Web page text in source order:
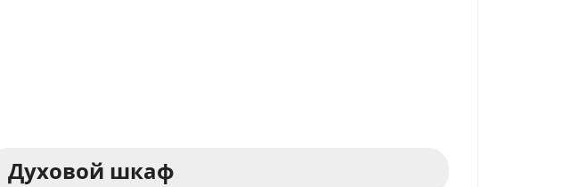
Духовой шкаф